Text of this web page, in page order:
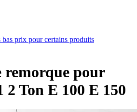
bas prix pour certains produits
remorque pour
2 Ton E 100 E 150